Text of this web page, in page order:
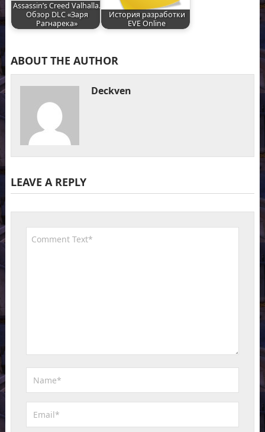
Assassin’s Creed Valhalla.
Обзор DLC «Заря
Рагнарека»
История разработки
EVE Online
ABOUT THE AUTHOR
Deckven
LEAVE A REPLY